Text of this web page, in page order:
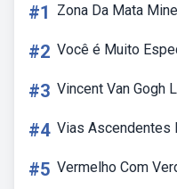
#1 Zona Da Mata
#2 Você é Muito
#3 Vincent Van Gogh
#4 Vias Ascendentes
#5 Vermelho Com